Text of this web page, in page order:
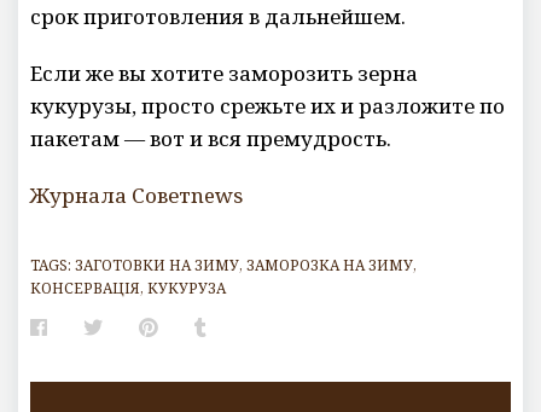
срок приготовления в дальнейшем.
Если же вы хотите заморозить зерна
кукурузы, просто срежьте их и разложите по
пакетам — вот и вся премудрость.
Журнала Советnews
TAGS: ЗАГОТОВКИ НА ЗИМУ, ЗАМОРОЗКА НА ЗИМУ,
КОНСЕРВАЦІЯ, КУКУРУЗА
FacebookTwitterPinterest